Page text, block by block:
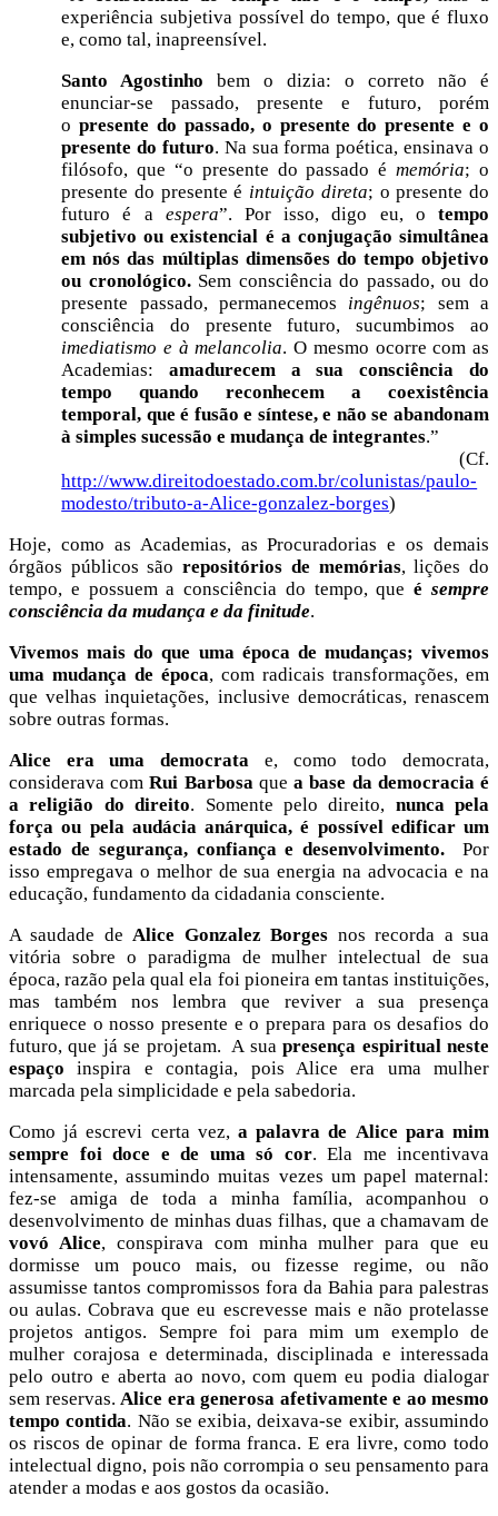
experiência subjetiva possível do tempo, que é fluxo
e, como tal, inapreensível.
Santo Agostinho bem o dizia: o correto não é
enunciar-se passado, presente e futuro, porém
opresente do passado, o presente do presente e o
presente do futuro. Na sua forma poética, ensinava o
filósofo, que “o presente do passado émemória; o
presente do presente é intuição direta; o presente do
futuro é a espera”. Por isso, digo eu, otempo
subjetivo ou existencial é a conjugação simultânea
em nós das múltiplas dimensões do tempo objetivo
ou cronológico.Sem consciência do passado, ou do
presente passado, permanecemos ingênuos; sem a
consciência do presente futuro, sucumbimos ao
imediatismo e à melancolia. O mesmo ocorre com as
Academias: amadurecem a sua consciência do
tempo quando reconhecem a coexistência
temporal, que é fusão e síntese, e não se abandonam
à simples sucessão e mudança de integrantes.”
(Cf.
http://www.direitodoestado.com.br/colunistas/paulo-
modesto/tributo-a-Alice-gonzalez-borges)
Hoje, como as Academias, as Procuradorias e os demais
órgãos públicos sãorepositórios de memórias, lições do
tempo, e possuem a consciência do tempo, queésempre
consciência da mudança e da finitude.
Vivemos mais do que uma época de mudanças; vivemos
uma mudança de época, com radicais transformações, em
que velhas inquietações, inclusive democráticas, renascem
sobre outras formas.
Alice era uma democrata e, como todo democrata,
considerava comRui Barbosaquea base da democracia é
a religião do direito. Somente pelo direito, nunca pela
força ou pela audácia anárquica, é possível edificar um
estado de segurança, confiança e desenvolvimento. Por
isso empregava o melhor de sua energia na advocacia e na
educação, fundamento da cidadania consciente.
A saudade deAlice Gonzalez Borges nos recorda a sua
vitória sobre o paradigma de mulher intelectual de sua
época, razão pela qual ela foi pioneira em tantas instituições,
mas também nos lembra que reviver a sua presença
enriquece o nosso presente e o prepara para os desafios do
futuro, que já se projetam. A suapresença espiritual neste
espaço inspira e contagia, pois Alice era uma mulher
marcada pela simplicidade e pela sabedoria.
Como já escrevi certa vez, a palavra de Alice para mim
sempre foi doce e de uma só cor. Ela me incentivava
intensamente, assumindo muitas vezes um papel maternal:
fez-se amiga de toda a minha família, acompanhou o
desenvolvimento de minhas duas filhas, que a chamavam de
vovó Alice, conspirava com minha mulher para que eu
dormisse um pouco mais, ou fizesse regime, ou não
assumisse tantos compromissos fora da Bahia para palestras
ou aulas. Cobrava que eu escrevesse mais e não protelasse
projetos antigos. Sempre foi para mim um exemplo de
mulher corajosa e determinada, disciplinada e interessada
pelo outro e aberta ao novo, com quem eu podia dialogar
sem reservas. Alice era generosa afetivamente e ao mesmo
tempo contida. Não se exibia, deixava-se exibir, assumindo
os riscos de opinar de forma franca. E era livre, como todo
intelectual digno, pois não corrompia o seu pensamento para
atender a modas e aos gostos da ocasião.